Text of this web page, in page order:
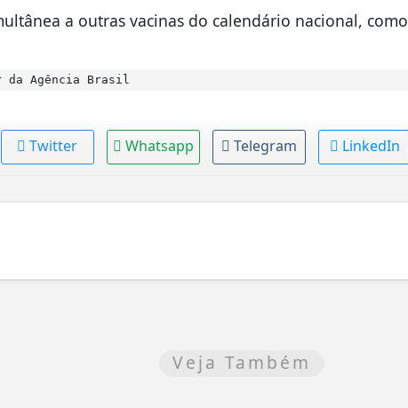
a outras vacinas do calendário nacional, como
da Agência Brasil
Twitter Whatsapp Telegram LinkedIn
Veja Também